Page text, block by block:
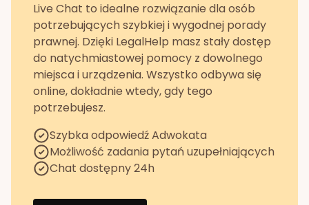
Live Chat to idealne rozwiązanie dla osób
potrzebujących szybkiej i wygodnej porady
prawnej. Dzięki LegalHelp masz stały dostęp
do natychmiastowej pomocy z dowolnego
miejsca i urządzenia. Wszystko odbywa się
online, dokładnie wtedy, gdy tego
potrzebujesz.
Szybka odpowiedź Adwokata
Możliwość zadania pytań uzupełniających
Chat dostępny 24h